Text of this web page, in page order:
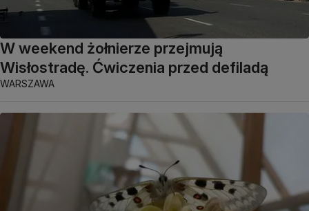
W weekend żołnierze przejmują
Wisłostradę. Ćwiczenia przed defiladą
WARSZAWA